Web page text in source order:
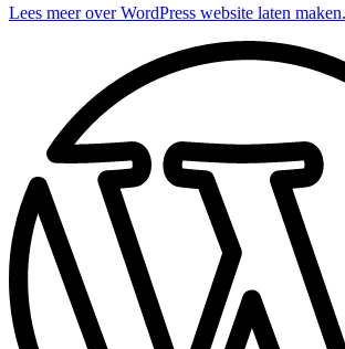
Lees meer over WordPress website laten maken.